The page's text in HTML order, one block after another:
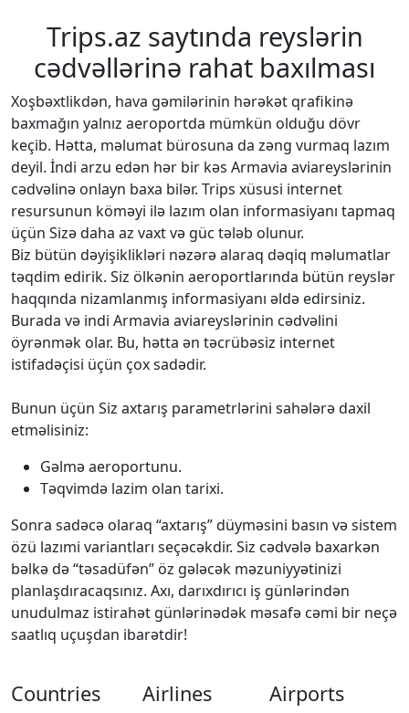
Trips.az saytında reyslərin
cədvəllərinə rahat baxılması
Xoşbəxtlikdən, hava gəmilərinin hərəkət qrafikinə
baxmağın yalnız aeroportda mümkün olduğu dövr
keçib. Hətta, məlumat bürosuna da zəng vurmaq lazım
deyil. İndi arzu edən hər bir kəs Armavia aviareyslərinin
cədvəlinə onlayn baxa bilər. Trips xüsusi internet
resursunun köməyi ilə lazım olan informasiyanı tapmaq
üçün Sizə daha az vaxt və güc tələb olunur.
Biz bütün dəyişiklikləri nəzərə alaraq dəqiq məlumatlar
təqdim edirik. Siz ölkənin aeroportlarında bütün reyslər
haqqında nizamlanmış informasiyanı əldə edirsiniz.
Burada və indi Armavia aviareyslərinin cədvəlini
öyrənmək olar. Bu, hətta ən təcrübəsiz internet
istifadəçisi üçün çox sadədir.
Bunun üçün Siz axtarış parametrlərini sahələrə daxil
etməlisiniz:
Gəlmə aeroportunu.
Təqvimdə lazim olan tarixi.
Sonra sadəcə olaraq “axtarış” düyməsini basın və sistem
özü lazımi variantları seçəcəkdir. Siz cədvələ baxarkən
bəlkə də “təsadüfən” öz gələcək məzuniyyətinizi
planlaşdıracaqsınız. Axı, darıxdırıcı iş günlərindən
unudulmaz istirahət günlərinədək məsafə cəmi bir neçə
saatlıq uçuşdan ibarətdir!
Countries Airlines Airports